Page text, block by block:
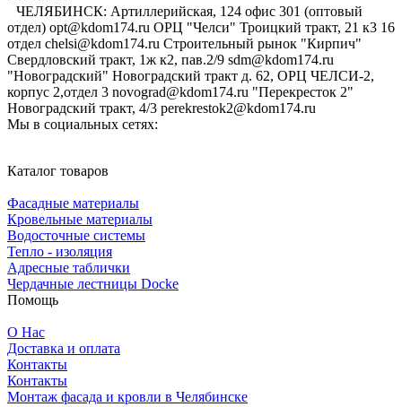
ЧЕЛЯБИНСК: Артиллерийская, 124 офис 301 (оптовый
отдел) opt@kdom174.ru ОРЦ "Челси" Троицкий тракт, 21 к3 16
отдел chelsi@kdom174.ru Строительный рынок "Кирпич"
Свердловский тракт, 1ж к2, пав.2/9 sdm@kdom174.ru
"Новоградский" Новоградский тракт д. 62, ОРЦ ЧЕЛСИ-2,
корпус 2,отдел 3 novograd@kdom174.ru "Перекресток 2"
Новоградский тракт, 4/3 perekrestok2@kdom174.ru
Мы в социальных сетях:
Каталог товаров
Фасадные материалы
Кровельные материалы
Водосточные системы
Тепло - изоляция
Адресные таблички
Чердачные лестницы Docke
Помощь
О Нас
Доставка и оплата
Контакты
Контакты
Монтаж фасада и кровли в Челябинске